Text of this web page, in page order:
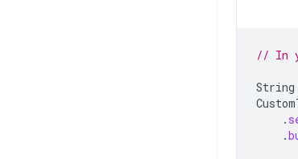
// In
String
.
.